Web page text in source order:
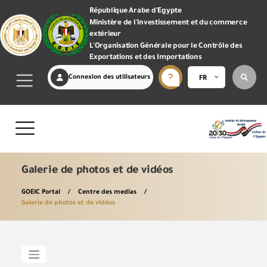
République Arabe d'Egypte
Ministère de l'investissement et du commerce
extérieur
L'Organisation Générale pour le Contrôle des
Exportations et des Importations
Connexion des utilisateurs FR
Galerie de photos et de vidéos
GOEIC Portal
Centre des medias
Galerie de photos et de vidéos